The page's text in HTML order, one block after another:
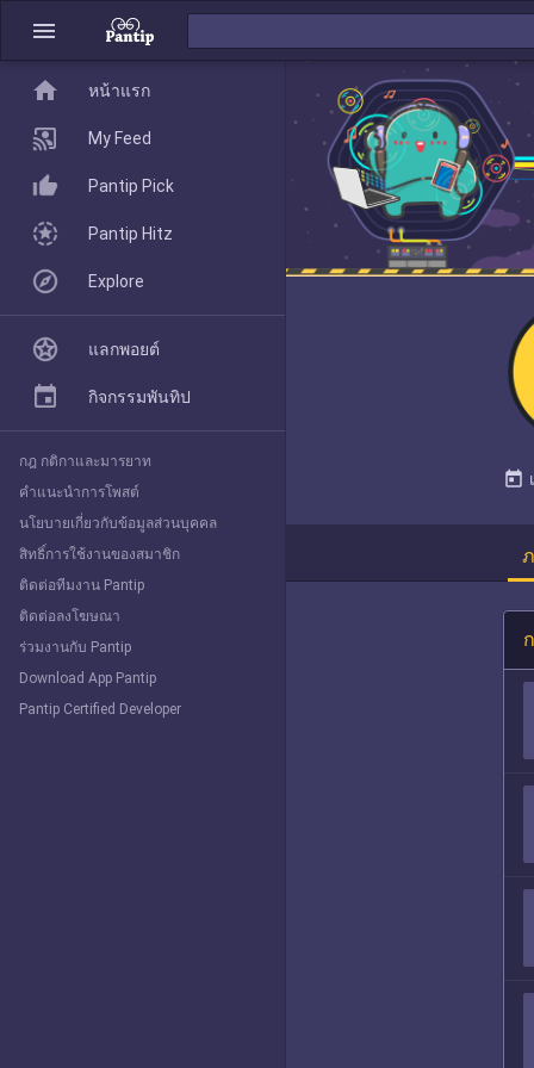
menu
today
home
Pantip Pick
Explore
home หน้าแรก
My Feed
Pantip Pick
Pantip Hitz
Explore
แลกพอยต์
กิจกรรมพันทิป
กฎ กติกาและมารยาท
คำแนะนำการโพสต์
นโยบายเกี่ยวกับข้อมูลส่วนบุคคล
สิทธิ์การใช้งานของสมาชิก
ติดต่อทีมงาน Pantip
ติดต่อลงโฆษณา
ร่วมงานกับ Pantip
Download App Pantip
Pantip Certified Developer